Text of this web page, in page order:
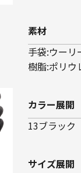
素材
手袋:ウーリ
樹脂:ポリウ
カラー展開
13ブラック
サイズ展開